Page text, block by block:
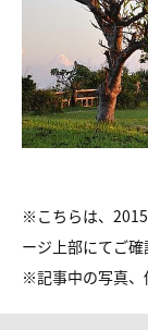
※こちらは、
ージ上部にてご確
※記事中の写真、